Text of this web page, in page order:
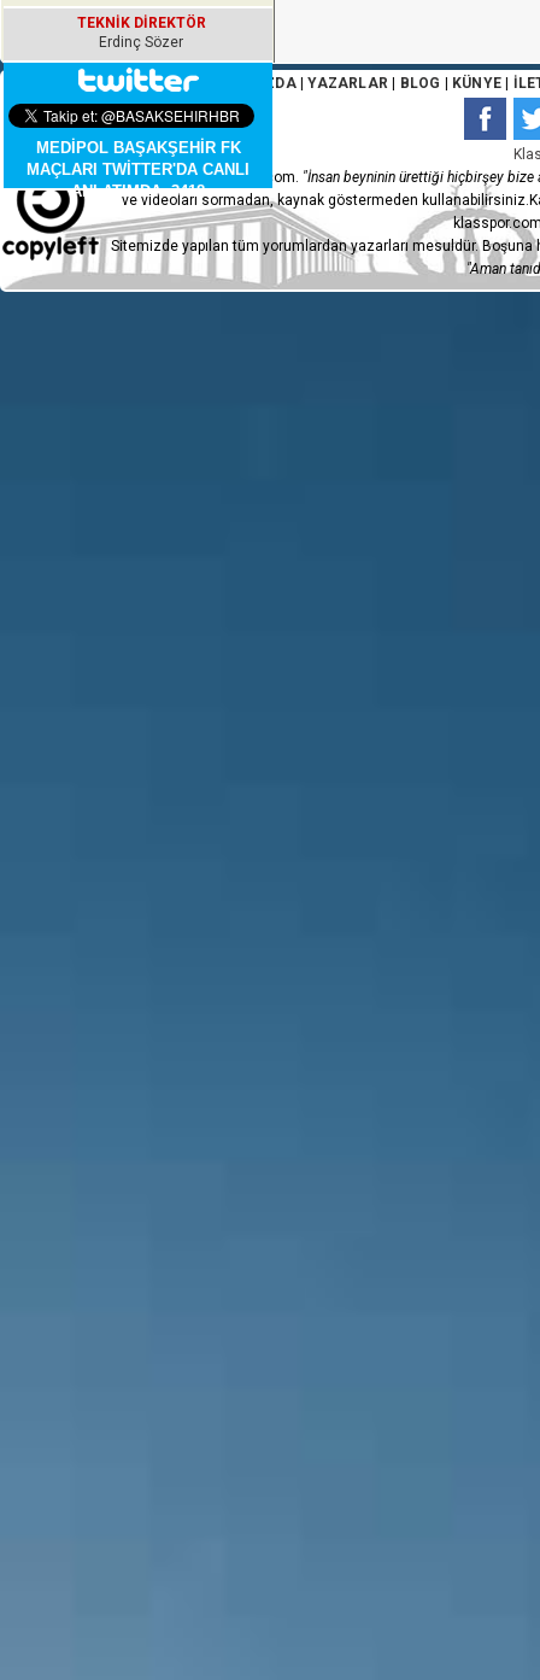
TEKNİK DİREKTÖR
Erdinç Sözer
MEDİPOL BAŞAKŞEHİR FK
MAÇLARI TWİTTER'DA CANLI
ANLATIMDA. 3418
ANA SAYFA| HAKKIMIZDA|YAZARLAR BLOG KÜNYE|
Copyleft 2015 - klasspor.com. "İnsan beyninin ürettiği hiçbirşey bize
ve videoları sormadan, kaynak göstermeden
Sitemizde yapılan tüm yorumlardan yazarları mesuldür.
"Aman